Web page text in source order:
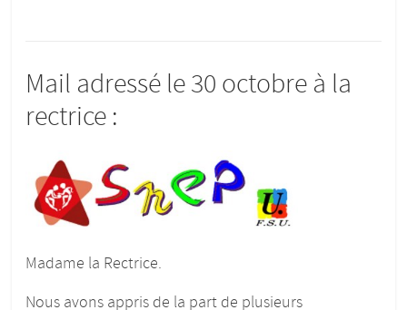
Mail adressé le 30 octobre à la
rectrice :
Madame la Rectrice.
Nous avons appris de la part de plusieurs